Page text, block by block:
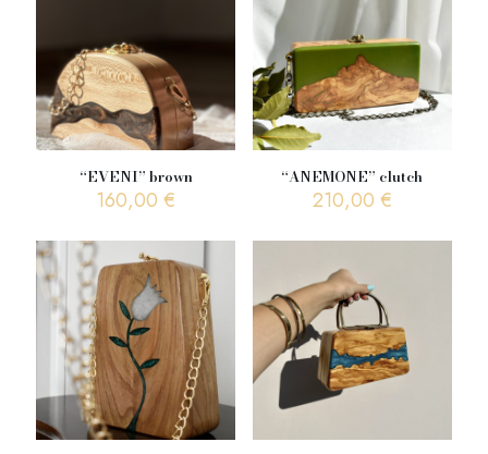
“EVENI” brown
160,00€
“ANEMONE” clutch
210,00 €